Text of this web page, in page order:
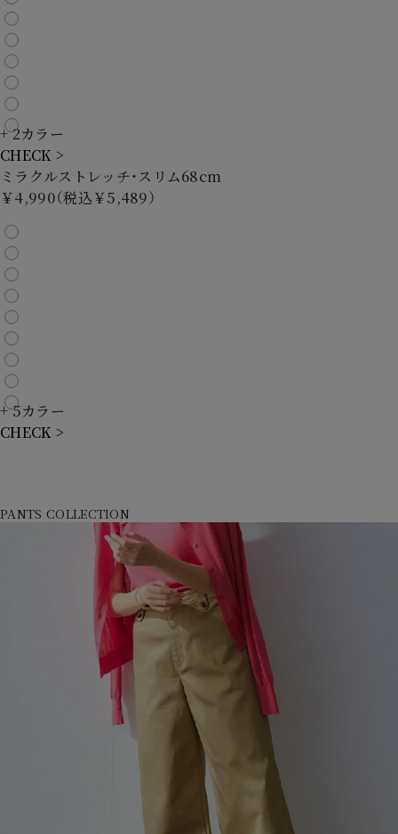
+ 2カラー
CHECK >
ミラクルストレッチ・スリム68cm
￥4,990（税込￥5,489）
+ 5カラー
CHECK >
PANTS COLLECTION